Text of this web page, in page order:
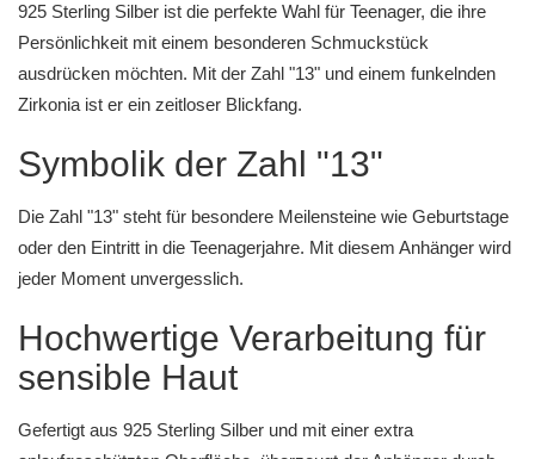
925 Sterling Silber ist die perfekte Wahl für Teenager, die ihre
Persönlichkeit mit einem besonderen Schmuckstück
ausdrücken möchten. Mit der Zahl "13" und einem funkelnden
Zirkonia ist er ein zeitloser Blickfang.
Symbolik der Zahl "13"
Die Zahl "13" steht für besondere Meilensteine wie Geburtstage
oder den Eintritt in die Teenagerjahre. Mit diesem Anhänger wird
jeder Moment unvergesslich.
Hochwertige Verarbeitung für
sensible Haut
Gefertigt aus 925 Sterling Silber und mit einer extra